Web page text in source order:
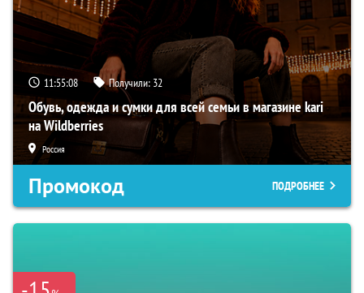
11:55:07 Получили: 32
Обувь, одежда и сумки для всей семьи в магазине kari
на Wildberries
Россия
Промокод ПОДРОБНЕЕ